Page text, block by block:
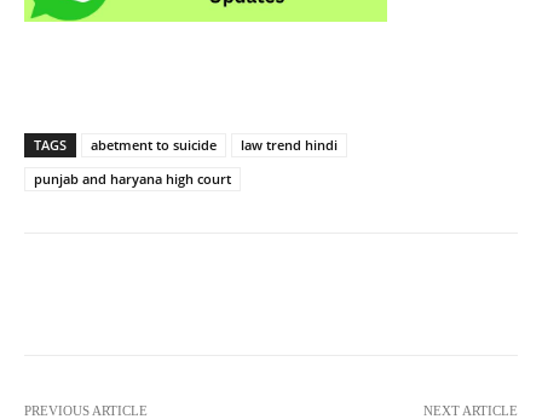
TAGS abetment to suicide
law trend hindi
punjab and haryana high court
PREVIOUS ARTICLE NEXT ARTICLE